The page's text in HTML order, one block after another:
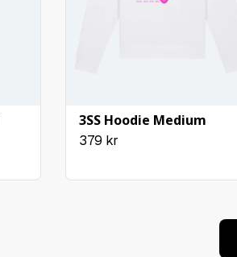
3SS Hoodie Medium
379 kr